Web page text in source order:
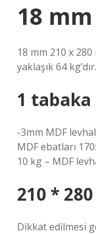
18
18 mm 210 x 280
yaklaşık 64 kg’dır.
1 tabaka
-3mm MDF
MDF ebatları
10 kg – MDF
210 *
Dikkat edilmesi